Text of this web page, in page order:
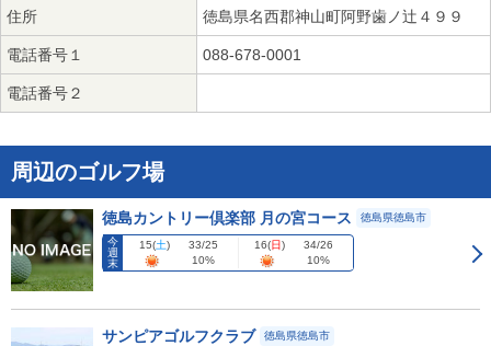
住所 徳島県名西郡神山町阿野歯ノ辻４９９
電話番号１ 088-678-0001
電話番号２
周辺のゴルフ場
徳島カントリー倶楽部 月の宮コース
徳島県徳島市
今
週
末
15(土)
33/25
10%
16(日)
34/26
10%
サンピアゴルフクラブ
徳島県徳島市